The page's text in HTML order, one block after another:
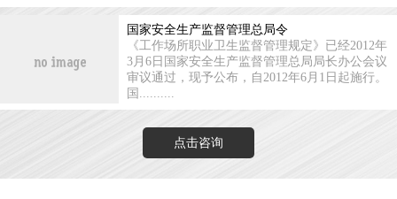
国家安全生产监督管理总局令
《工作场所职业卫生监督管理规定》已经2012年
3月6日国家安全生产监督管理总局局长办公会议
审议通过，现予公布，自2012年6月1日起施行。
国..........
点击咨询